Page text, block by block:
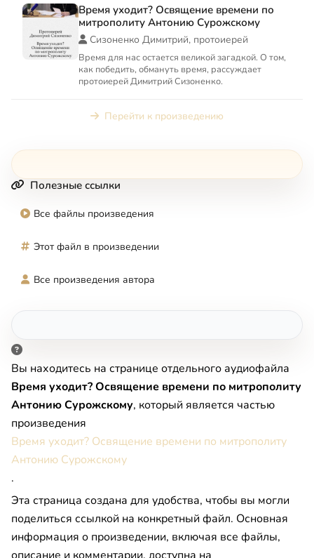
Время уходит? Освящение времени по
митрополиту Антонию Сурожскому
Сизоненко Димитрий, протоиерей
Время для нас остается великой загадкой. О том,
как победить, обмануть время, рассуждает
протоиерей Димитрий Сизоненко.
Перейти к произведению
Полезные ссылки
Все файлы произведения
Этот файл в произведении
Все произведения автора
Вы находитесь на странице отдельного аудиофайла
Время уходит? Освящение времени по митрополиту
Антонию Сурожскому, который является частью
произведения
Время уходит? Освящение времени по митрополиту
Антонию Сурожскому
.
Эта страница создана для удобства, чтобы вы могли
поделиться ссылкой на конкретный файл. Основная
информация о произведении, включая все файлы,